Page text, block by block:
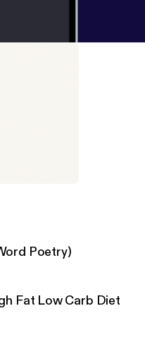
And Jacob
Poetry)
Fat Low Carb Diet